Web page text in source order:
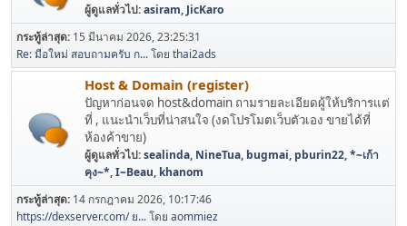
ผู้ดูแลทั่วไป:asiram,JicKaro
กระทู้ล่าสุด: 15 มีนาคม 2026, 23:25:31
Re: มือใหม่ สอบถามครับ ก...โดย thai2ads
Host & Domain (register)
ปัญหาก่อนจด host&domain ถามรายละเอียดผู้ให้บริการแต่
ที่ , แนะนำเว็บที่น่าสนใจ (งดโปรโมตเว็บตัวเอง ขายได้ที่
ห้องค้าขาย)
ผู้ดูแลทั่วไป:sealinda, NineTua, bugmai, pburin22,*~เก้า
คุง~*,I~Beau, khanom
กระทู้ล่าสุด: 14 กรกฎาคม 2026, 10:17:46
https://dexserver.com/ ย...โดย aommiez